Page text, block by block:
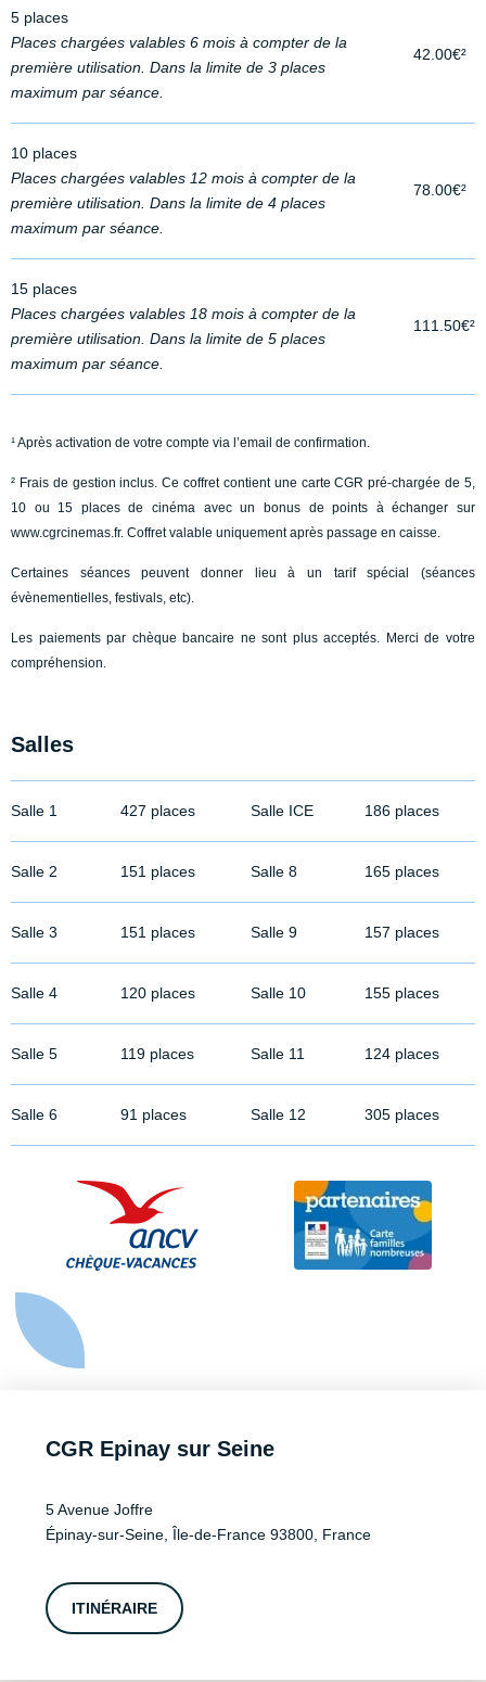
5 places
Places chargées valables 6 mois à compter de la
première utilisation. Dans la limite de 3 places
maximum par séance.
42.00€²
10 places
Places chargées valables 12 mois à compter de la
première utilisation. Dans la limite de 4 places
maximum par séance.
78.00€²
15 places
Places chargées valables 18 mois à compter de la
première utilisation. Dans la limite de 5 places
maximum par séance.
111.50€²
¹ Après activation de votre compte via l’email de confirmation.
² Frais de gestion inclus. Ce coffret contient une carte CGR pré-chargée de 5,
10 ou 15 places de cinéma avec un bonus de points à échanger sur
www.cgrcinemas.fr. Coffret valable uniquement après passage en caisse.
Certaines séances peuvent donner lieu à un tarif spécial (séances
évènementielles, festivals, etc).
Les paiements par chèque bancaire ne sont plus acceptés. Merci de votre
compréhension.
Salles
Salle 1 427 places Salle ICE 186 places
Salle 2 151 places Salle 8 165 places
Salle 3 151 places Salle 9 157 places
Salle 4 120 places Salle 10 155 places
Salle 5 119 places Salle 11 124 places
Salle 6 91 places Salle 12 305 places
CGR Epinay sur Seine
5 Avenue Joffre
Épinay-sur-Seine, Île-de-France 93800, France
ITINÉRAIRE